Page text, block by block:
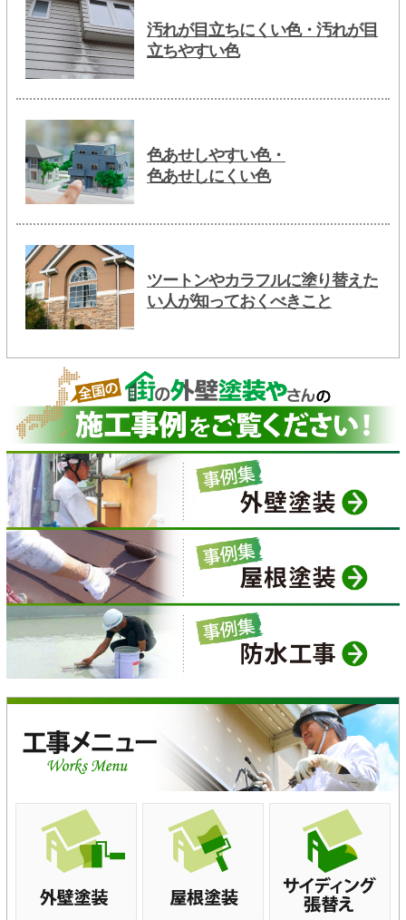
汚れが目立ちにくい色・汚れが目
立ちやすい色
色あせしやすい色・
色あせしにくい色
ツートンやカラフルに塗り替えた
い人が知っておくべきこと